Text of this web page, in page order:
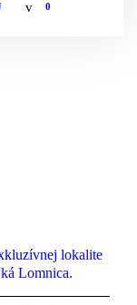
0
lokalite
Lomnica.